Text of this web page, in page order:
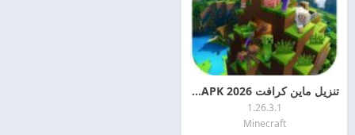
تنزيل ماين كرافت 2026 Minecraft APK اخر اصدار
1.26.3.1
Minecraft